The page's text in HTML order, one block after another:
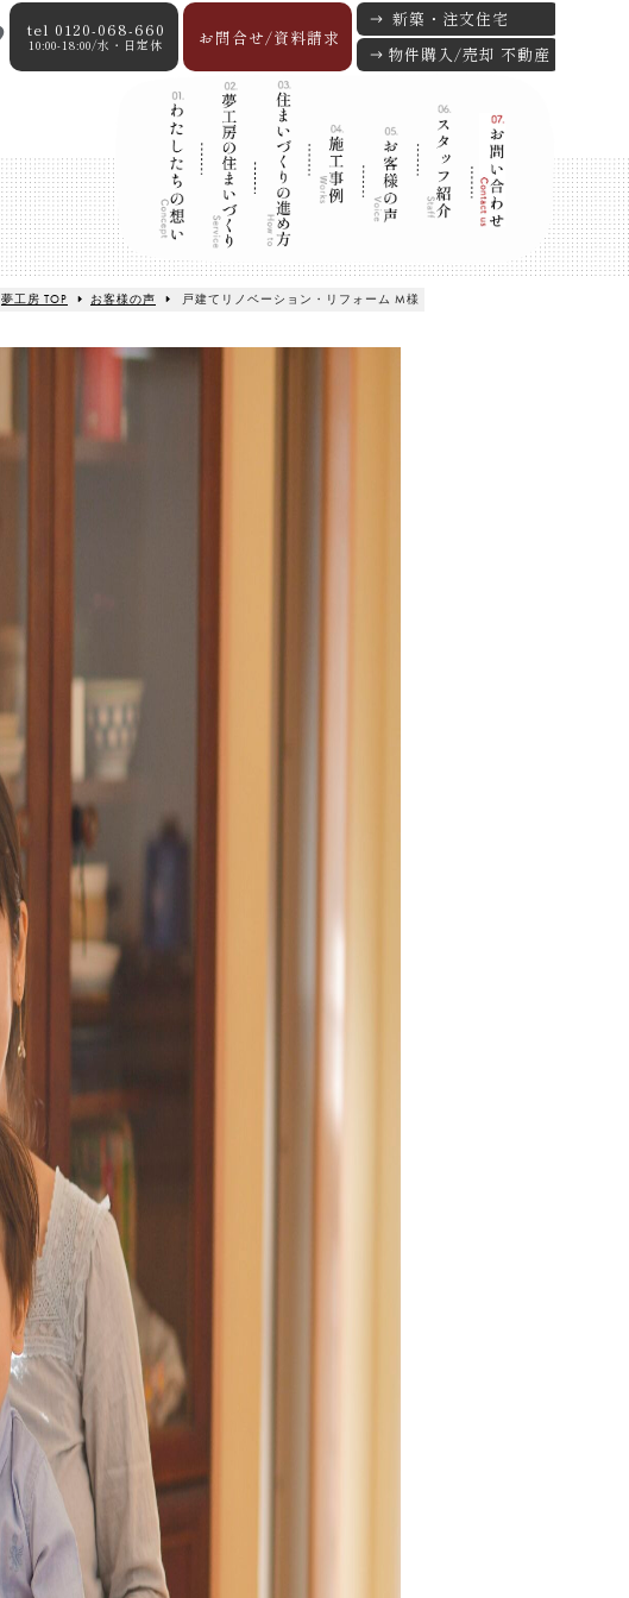
tel 0120-068-660
10:00-18:00/水・日定休 お問合せ/資料請求
新築・注文住宅
物件購入/売却 不動産
夢工房 TOP お客様の声 戸建てリノベーション・リフォーム M様